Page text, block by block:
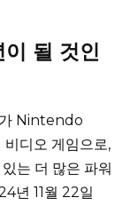
될 것인
Nintendo
디오 게임으로,
는 더 많은 파워
년 11월 22일